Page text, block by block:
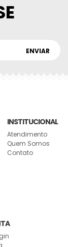
INSTITUCIONAL
Atendimento
Quem Somos
Contato